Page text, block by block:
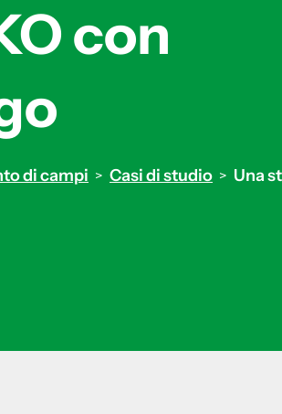
con
di campi > Casi di studio > Una